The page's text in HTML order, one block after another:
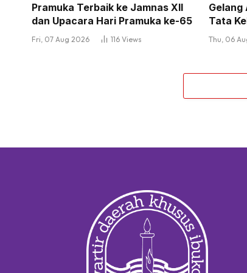
Pramuka Terbaik ke Jamnas XII
dan Upacara Hari Pramuka ke-65
Fri, 07 Aug 2026 116 Views
Gelang
Tata
Thu, 06